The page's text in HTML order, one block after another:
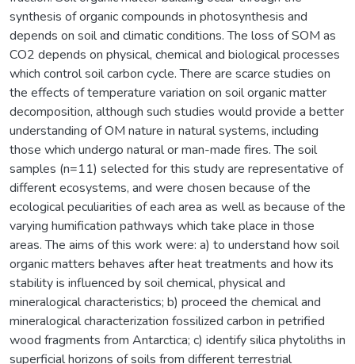
synthesis of organic compounds in photosynthesis and
depends on soil and climatic conditions. The loss of SOM as
CO2 depends on physical, chemical and biological processes
which control soil carbon cycle. There are scarce studies on
the effects of temperature variation on soil organic matter
decomposition, although such studies would provide a better
understanding of OM nature in natural systems, including
those which undergo natural or man-made fires. The soil
samples (n=11) selected for this study are representative of
different ecosystems, and were chosen because of the
ecological peculiarities of each area as well as because of the
varying humification pathways which take place in those
areas. The aims of this work were: a) to understand how soil
organic matters behaves after heat treatments and how its
stability is influenced by soil chemical, physical and
mineralogical characteristics; b) proceed the chemical and
mineralogical characterization fossilized carbon in petrified
wood fragments from Antarctica; c) identify silica phytoliths in
superficial horizons of soils from different terrestrial